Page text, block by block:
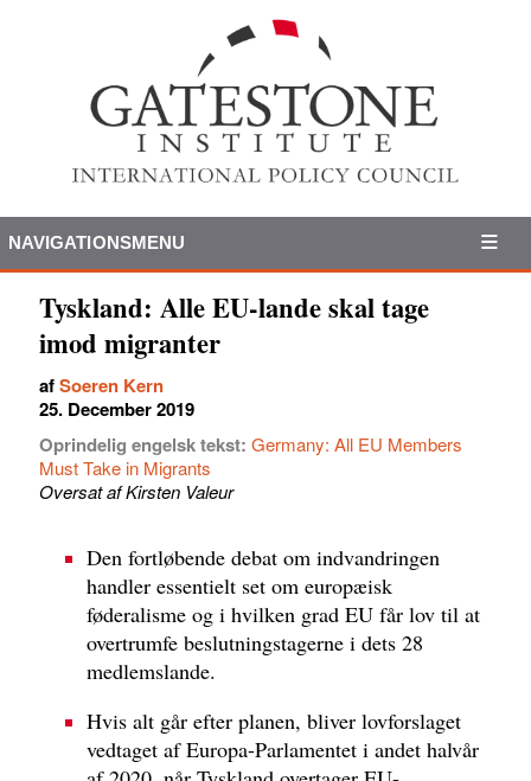
NAVIGATIONSMENU
Tyskland: Alle EU-lande skal tage
imod migranter
afSoeren Kern
25. December 2019
Oprindelig engelsk tekst: Germany: All EU Members
Must Take in Migrants
Oversat af Kirsten Valeur
Den fortløbende debat om indvandringen
handler essentielt set om europæisk
føderalisme og i hvilken grad EU får lov til at
overtrumfe beslutningstagerne i dets 28
medlemslande.
Hvis alt går efter planen, bliver lovforslaget
vedtaget af Europa-Parlamentet i andet halvår